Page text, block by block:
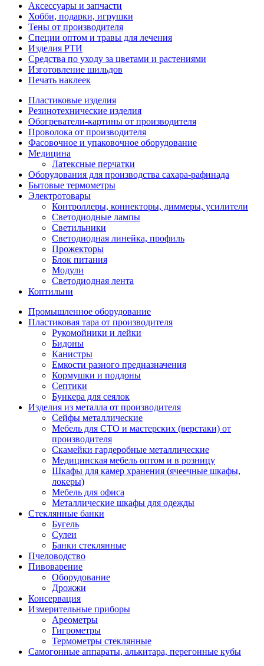
Аксессуары и запчасти
Хобби, подарки, игрушки
Тены от производителя
Специи оптом и травы для лечения
Изделия РТИ
Средства по уходу за цветами и растениями
Изготовление шильдов
Печать наклеек
Пластиковые изделия
Резинотехнические изделия
Обогреватели-картины от производителя
Проволока от производителя
Фасовочное и упаковочное оборудование
Медицина
Латексные перчатки
Оборудования для производства сахара-рафинада
Бытовые термометры
Электротовары
Контроллеры, коннекторы, диммеры, усилители
Светодиодные лампы
Светильники
Светодиодная линейка, профиль
Прожекторы
Блок питания
Модули
Светодиодная лента
Коптильни
Промышленное оборудование
Пластиковая тара от производителя
Рукомойники и лейки
Бидоны
Канистры
Емкости разного предназначения
Кормушки и поддоны
Септики
Бункера для сеялок
Изделия из металла от производителя
Сейфы металлические
Мебель для СТО и мастерских (верстаки) от
производителя
Скамейки гардеробные металлические
Медицинская мебель оптом и в розницу
Шкафы для камер хранения (ячеечные шкафы,
локеры)
Мебель для офиса
Металлические шкафы для одежды
Стеклянные банки
Бугель
Сулеи
Банки стеклянные
Пчеловодство
Пивоварение
Оборудование
Дрожжи
Консервация
Измерительные приборы
Ареометры
Гигрометры
Термометры стеклянные
Самогонные аппараты, алькитара, перегонные кубы